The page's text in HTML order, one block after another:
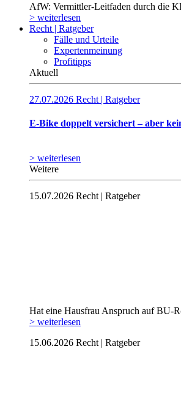
AfW: Vermittler-Leitfaden durch die
> weiterlesen
Recht | Ratgeber
Fälle und Urteile
Expertenmeinung
Profitipps
Aktuell
27.07.2026 Recht | Ratgeber
E-Bike doppelt versichert – aber
> weiterlesen
Weitere
15.07.2026 Recht | Ratgeber
Hat eine Hausfrau Anspruch auf BU-
> weiterlesen
15.06.2026 Recht | Ratgeber